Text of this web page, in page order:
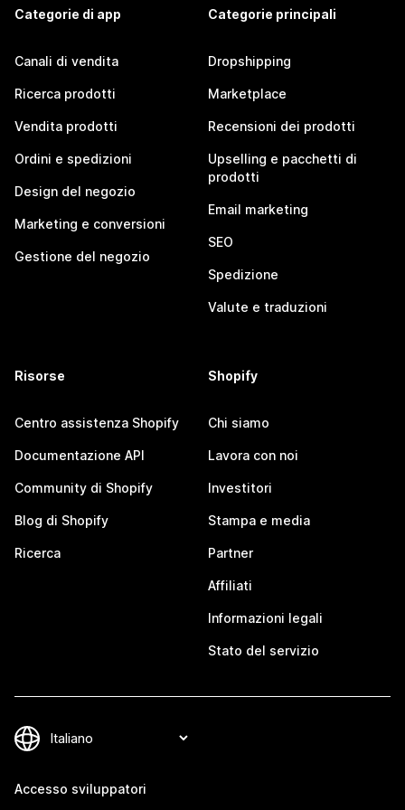
Categorie di app
Canali di vendita
Ricerca prodotti
Vendita prodotti
Ordini e spedizioni
Design del negozio
Marketing e conversioni
Gestione del negozio
Categorie principali
Dropshipping
Marketplace
Recensioni dei prodotti
Upselling e pacchetti di
prodotti
Email marketing
SEO
Spedizione
Valute e traduzioni
Risorse
Centro assistenza Shopify
Documentazione API
Community di Shopify
Blog di Shopify
Ricerca
Shopify
Chi siamo
Lavora con noi
Investitori
Stampa e media
Partner
Affiliati
Informazioni legali
Stato del servizio
Accesso sviluppatori